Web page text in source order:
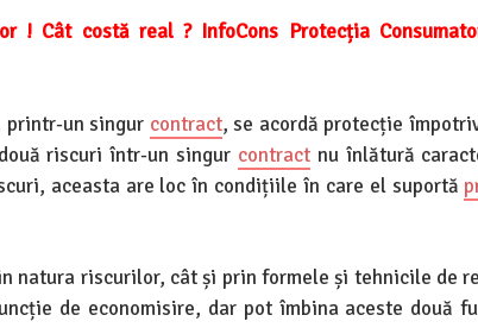
! Cât costă real ? InfoCons Protecția
printr-un singur contract, se acordă protecție
riscuri într-un singur contractnu înlătură
aceasta are loc în condițiile în care el suportă
natura riscurilor, cât și prin formele și tehnicile de
de economisire, dar pot îmbina aceste două